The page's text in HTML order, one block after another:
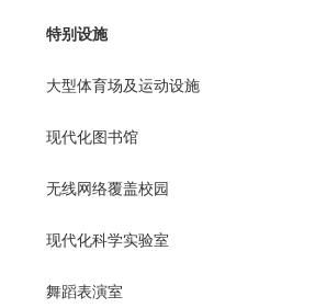
特别设施
大型体育场及运动设施
现代化图书馆
无线网络覆盖校园
现代化科学实验室
舞蹈表演室